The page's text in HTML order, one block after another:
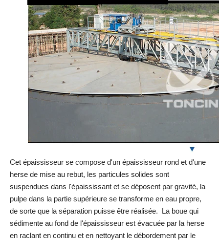
Cet épaississeur se compose d'un épaississeur rond et d'une
herse de mise au rebut, les particules solides sont
suspendues dans l'épaississant et se déposent par gravité, la
pulpe dans la partie supérieure se transforme en eau propre,
de sorte que la séparation puisse être réalisée. La boue qui
sédimente au fond de l'épaississeur est évacuée par la herse
en raclant en continu et en nettoyant le débordement par le